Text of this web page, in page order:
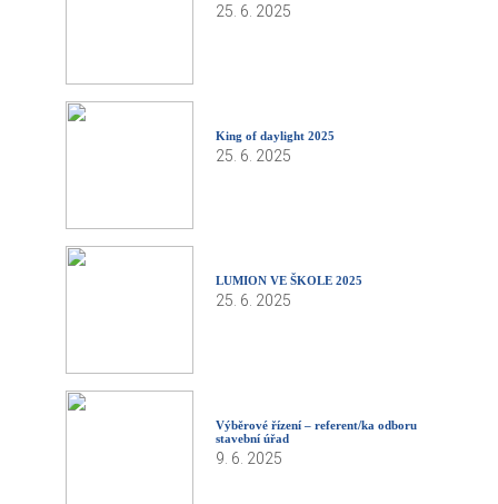
25. 6. 2025
King of daylight 2025
25. 6. 2025
LUMION VE ŠKOLE 2025
25. 6. 2025
Výběrové řízení – referent/ka odboru
stavební úřad
9. 6. 2025